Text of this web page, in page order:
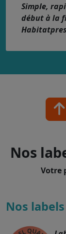
Simple,
début à la
Nos
Votre
Nos